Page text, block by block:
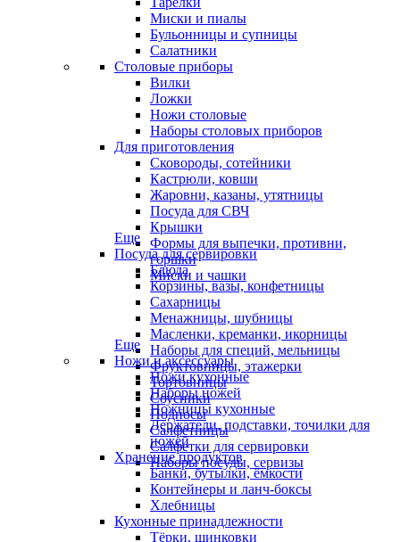
Миски и пиалы
Бульонницы и супницы
Салатники
Столовые приборы
Вилки
Ложки
Ножи столовые
Наборы столовых приборов
Для приготовления
Сковороды, сотейники
Кастрюли, ковши
Жаровни, казаны, утятницы
Посуда для СВЧ
Крышки
Формы для выпечки, противни,
горшки
Миски и чашки
Еще
Посуда для сервировки
Блюда
Корзины, вазы, конфетницы
Сахарницы
Менажницы, шубницы
Масленки, креманки, икорницы
Наборы для специй, мельницы
Фруктовницы, этажерки
Тортовницы
Соусники
Подносы
Салфетницы
Салфетки для сервировки
Наборы посуды, сервизы
Еще
Ножи и аксессуары
Ножи кухонные
Наборы ножей
Ножницы кухонные
Держатели, подставки, точилки для
ножей
Хранение продуктов
Банки, бутылки, ёмкости
Контейнеры и ланч-боксы
Хлебницы
Кухонные принадлежности
Тёрки, шинковки